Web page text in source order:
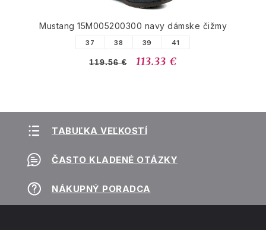
Mustang 15M005200300 navy dámske čižmy
37 38 39 41
119.56 € 113.33 €
TABUĽKA VEĽKOSTÍ
ČASTO KLADENÉ OTÁZKY
NÁKUPNÝ PORADCA